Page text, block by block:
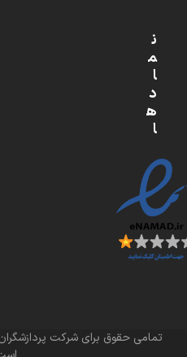
ن
م
ا
د
ه
ا
تمامی حقوق برای شرکت